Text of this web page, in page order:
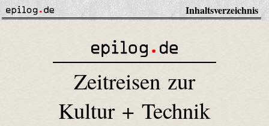
Inhaltsverzeichnis
Zeitreisen zur
Kultur + Technik